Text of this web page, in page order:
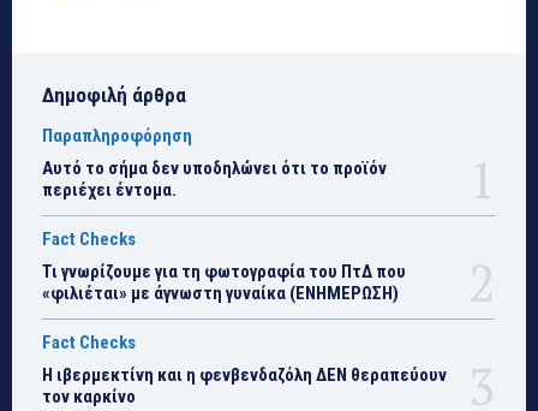
Δημοφιλή άρθρα
Παραπληροφόρηση
Αυτό το σήμα δεν υποδηλώνει ότι το προϊόν
περιέχει έντομα.
Fact Checks
Τι γνωρίζουμε για τη φωτογραφία του ΠτΔ που
«φιλιέται» με άγνωστη γυναίκα (ΕΝΗΜΕΡΩΣΗ)
Fact Checks
Η ιβερμεκτίνη και η φενβενδαζόλη ΔΕΝ θεραπεύουν
τον καρκίνο